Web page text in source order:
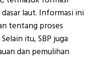
laut. Informasi ini
tentang proses
itu, SBP juga
dan pemulihan